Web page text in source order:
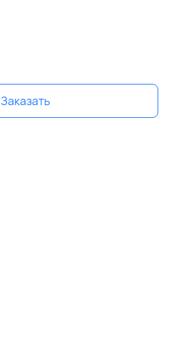
Заказать